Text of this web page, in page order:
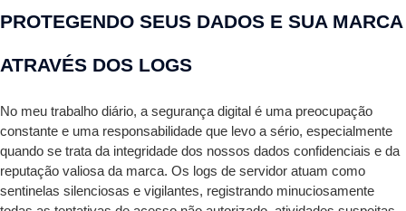
PROTEGENDO SEUS DADOS E SUA MARCA
ATRAVÉS DOS LOGS
No meu trabalho diário, a segurança digital é uma preocupação
constante e uma responsabilidade que levo a sério, especialmente
quando se trata da integridade dos nossos dados confidenciais e da
reputação valiosa da marca. Os logs de servidor atuam como
sentinelas silenciosas e vigilantes, registrando minuciosamente